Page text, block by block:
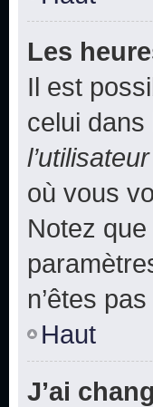
Les
Il est
celui
l’utilisateur
où vous
Notez
n’êtes
Haut
J’ai